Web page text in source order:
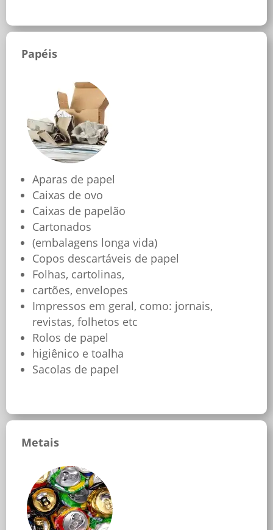
Papéis
Aparas de papel
Caixas de ovo
Caixas de papelão
Cartonados
(embalagens longa vida)
Copos descartáveis de papel
Folhas, cartolinas,
cartões, envelopes
Impressos em geral, como: jornais,
revistas, folhetos etc
Rolos de papel
higiênico e toalha
Sacolas de papel
Metais